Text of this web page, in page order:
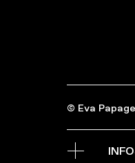
© Eva